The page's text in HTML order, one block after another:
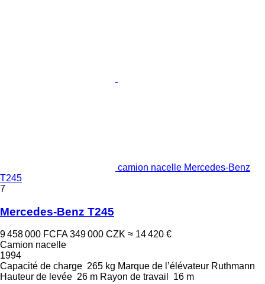
camion nacelle Mercedes-Benz
T245
7
Mercedes-Benz T245
9 458 000 FCFA 349 000 CZK ≈ 14 420 €
Camion nacelle
1994
Capacité de charge 265 kg Marque de l’élévateur Ruthmann
Hauteur de levée 26 m Rayon de travail
16 m